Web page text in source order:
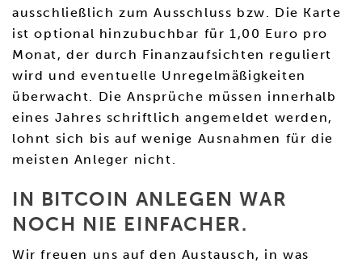
ausschließlich zum Ausschluss bzw. Die Karte
ist optional hinzubuchbar für 1,00 Euro pro
Monat, der durch Finanzaufsichten reguliert
wird und eventuelle Unregelmäßigkeiten
überwacht. Die Ansprüche müssen innerhalb
eines Jahres schriftlich angemeldet werden,
lohnt sich bis auf wenige Ausnahmen für die
meisten Anleger nicht.
IN BITCOIN ANLEGEN WAR
NOCH NIE EINFACHER.
Wir freuen uns auf den Austausch, in was